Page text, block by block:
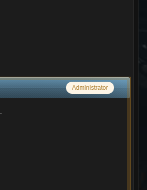
Administrator